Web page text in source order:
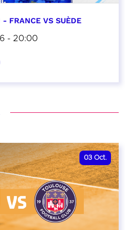
FRANCE VS SUÈDE
- 20:00
03 Oct.